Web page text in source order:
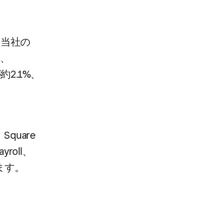
社の​
2.1%、​
​Square
、​
。